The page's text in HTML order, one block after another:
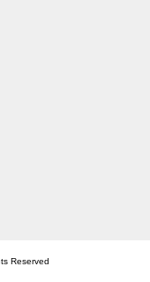
Reserved